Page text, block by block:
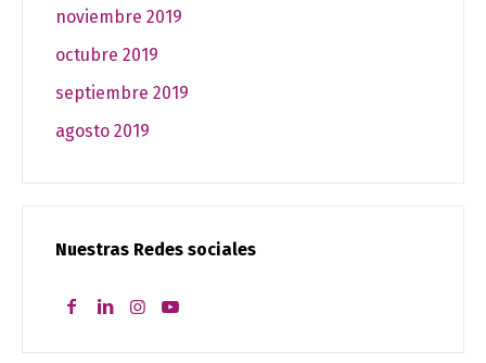
noviembre 2019
octubre 2019
septiembre 2019
agosto 2019
Nuestras Redes sociales